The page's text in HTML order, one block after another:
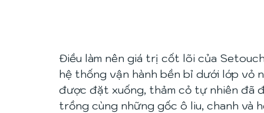
Điều làm nên giá trị cốt lõi của
hệ thống vận hành bền bỉ dưới lớp
được đặt xuống, thảm cỏ tự nhiên đã
trồng cùng những gốc ô liu, chanh và